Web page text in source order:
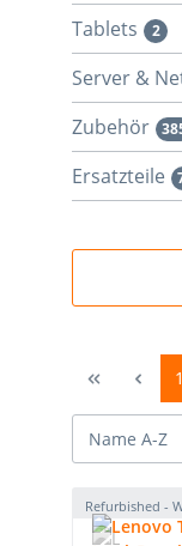
Tablets 2
Server &
Zubehör
Ersatzteile
1
Refurbished -